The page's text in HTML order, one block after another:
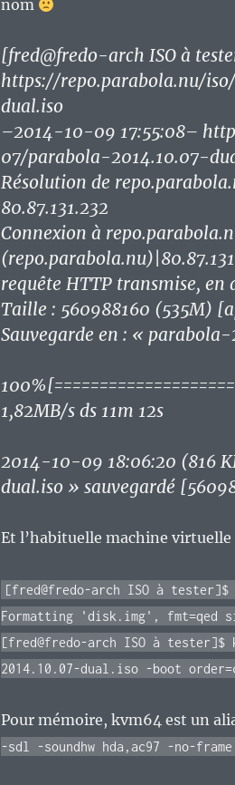
nom
[fred@fredo-arch ISO à
https://repo.parabola.nu/
dual.iso
–2014-10-09 17:55:08–
07/parabola-2014.10.07-
Résolution de
80.87.131.232
Connexion à
requête HTTP transmise,
Taille : 560988160 (535M)
Sauvegarde en : «
1,82MB/s ds 11m 12s
2014-10-09 18:06:20 (816
dual.iso » sauvegardé
Et l’habituelle machine virtuelle
[fred@fredo-arch ISO à tester]$
Formatting 'disk.img', fmt=qed
[fred@fredo-arch ISO à tester]$
2014.10.07-dual.iso -boot
Pour mémoire, kvm64 est un
-sdl -soundhw hda,ac97 -no-